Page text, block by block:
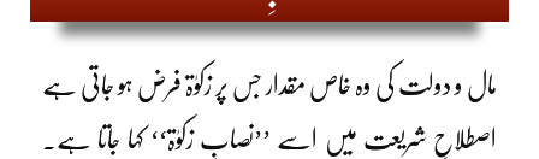
مال و دولت کی وہ خاص مقدار جس پر زکوٰۃ فرض ہو جاتی ہے
اصطلاحِ شریعت میں اسے ’’نصابِ زکوٰۃ‘‘ کہا جاتا ہے۔